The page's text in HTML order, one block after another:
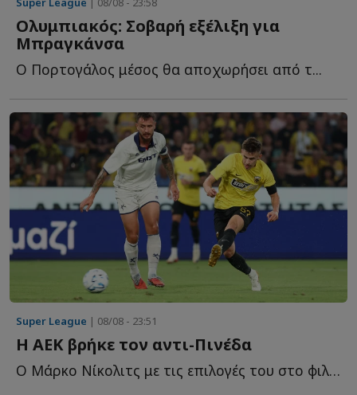
Ολυμπιακός: Σοβαρή εξέλιξη για
Μπραγκάνσα
Ο Πορτογάλος μέσος θα αποχωρήσει από τ...
Super League | 08/08 - 23:51
Η ΑΕΚ βρήκε τον αντι-Πινέδα
Ο Μάρκο Νίκολιτς με τις επιλογές του στο φιλικό της Α...